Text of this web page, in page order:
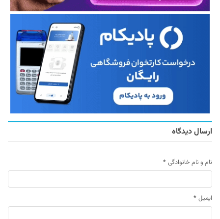
ارسال دیدگاه
نام و نام خانوادگی *
ایمیل *